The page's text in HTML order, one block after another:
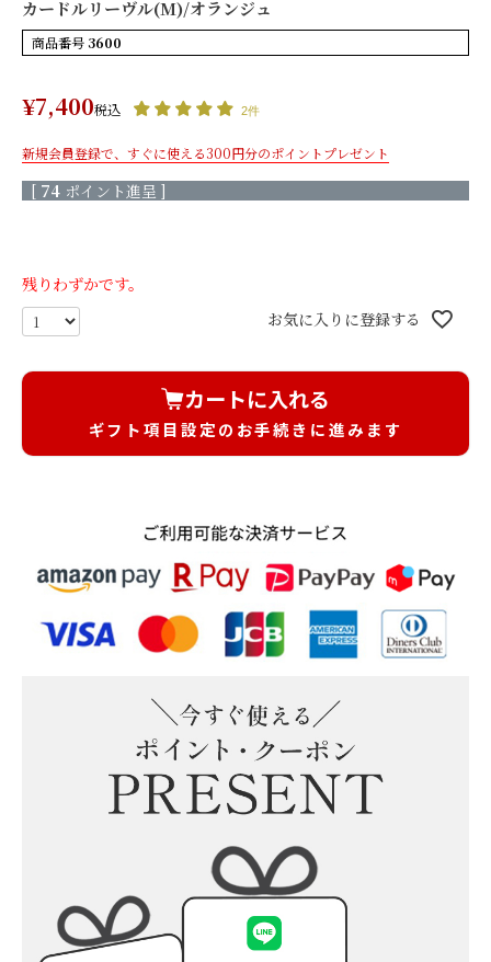
シーンから探す
お供え 誕生日
記念日 開店祝い
もっと見る
枯れないバラと生花の花束/
レッド
枯れないバラと生花の花束/
きせかえローズ(ボルドー) 香
チ) 香りのサシェ付き
りブーケ（L）セット/ 白
ブーケ（L）セット/ピンク
ケ（L）セット/ 白
（L）セット/ピンク
そのまま飾れる“こねこ”の
そのまま飾れる“こいぬ”のブ
そのまま飾れる“うさぎ”の
そのまま飾れる“ぱんだ”のブ
ーケ(M)
小さな花束の詰め合わせ(5個
入)追加可能
ウッドフレーム
カードルリーヴル(M)/オランジュ
商品番号3600
¥7,400税込 2件
新規会員登録で、すぐに使える300円分のポイントプレゼント
[ 74 ポイント進呈 ]
残りわずかです。
お気に入りに登録する
カートに入れる
ギフト項目設定のお手続きに進みます